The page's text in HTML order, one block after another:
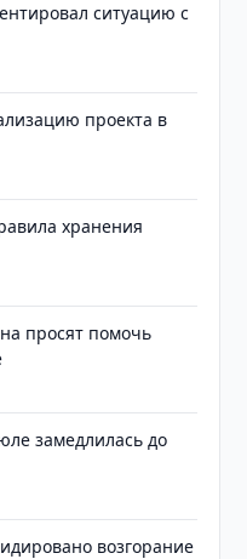
ситуацию с
проекта в
хранения
просят помочь
замедлилась до
возгорание